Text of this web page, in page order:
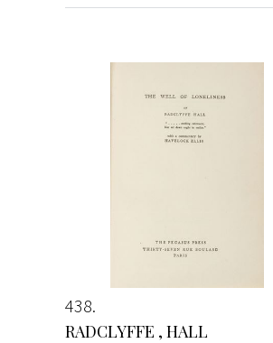
438
RADCLYFFE , HALL